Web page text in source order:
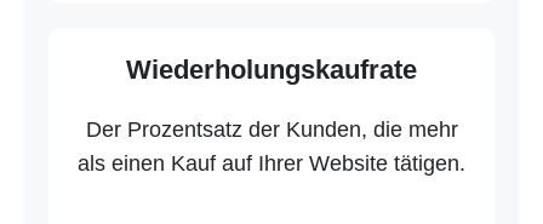
Wiederholungskaufrate
Der Prozentsatz der Kunden, die mehr
als einen Kauf auf Ihrer Website tätigen.